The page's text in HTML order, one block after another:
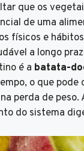
que os
de uma
físicos e
a longo
é a batata-
o que
perda de peso.
do sistema